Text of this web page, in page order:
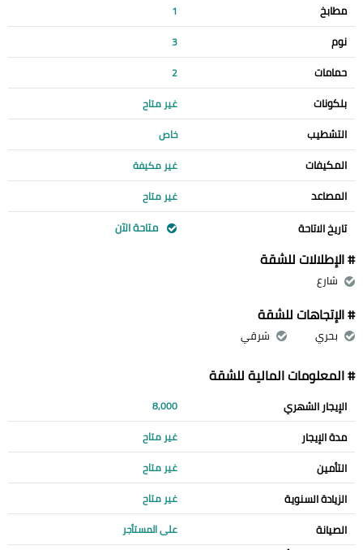
مطابخ 1
نوم 3
حمامات 2
بلكونات غير متاح
التشطيب خاص
المكيفات غير مكيفة
المصاعد غير متاح
تاريخ الاتاحة متاحة الآن
# الإطلالات للشقة
شارع
# الإتجاهات للشقة
بحري شرقي
# المعلومات المالية للشقة
الإيجار الشهري 8,000
مدة الإيجار غير متاح
التأمين غير متاح
الزيادة السنوية غير متاح
الصيانة على المستأجر